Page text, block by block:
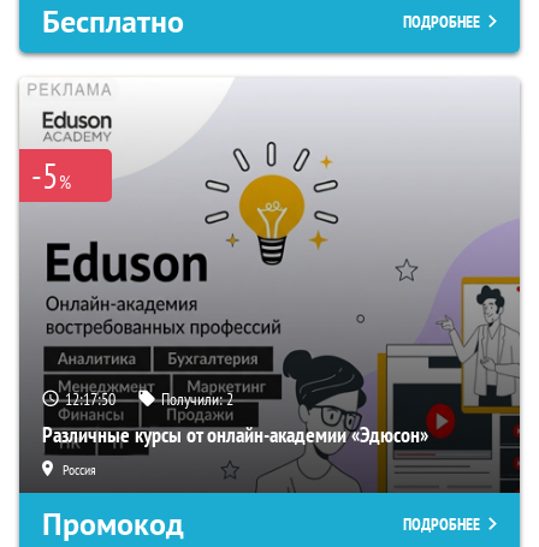
Бесплатно ПОДРОБНЕЕ
-5%
12:17:49 Получили:2
Различные курсы от онлайн-академии «Эдюсон»
Россия
Промокод ПОДРОБНЕЕ